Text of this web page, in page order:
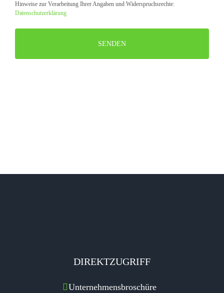
Hinweise zur Verarbeitung Ihrer Angaben und Widerspruchsrechte:
Datenschutzerklärung
dieses
DIREKTZUGRIFF
Unternehmensbroschüre